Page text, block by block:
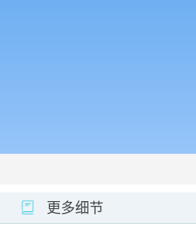
更多细节